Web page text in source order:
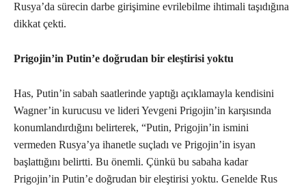
Rusya’da sürecin darbe girişimine evrilebilme ihtimali taşıdığına
dikkat çekti.
Prigojin’in Putin’e doğrudan bir eleştirisi yoktu
Has, Putin’in sabah saatlerinde yaptığı açıklamayla kendisini
Wagner’in kurucusu ve lideri Yevgeni Prigojin’in karşısında
konumlandırdığını belirterek, “Putin, Prigojin’in ismini
vermeden Rusya’ya ihanetle suçladı ve Prigojin’in isyan
başlattığını belirtti. Bu önemli. Çünkü bu sabaha kadar
Prigojin’in Putin’e doğrudan bir eleştirisi yoktu. Genelde Rus